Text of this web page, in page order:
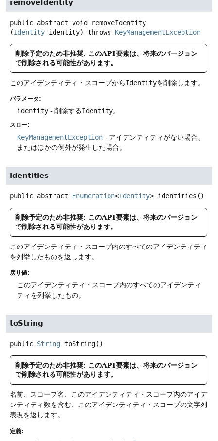
removeIdentity
public abstract void
removeIdentity
(Identity identity) throws KeyManagementException
削除予定のため非推奨: このAPI要素は、将来のバージョン
で削除される可能性があります。
このアイデンティティ・スコープからIdentityを削除します。
パラメータ:
identity - 削除するIdentity。
スロー:
KeyManagementException - アイデンティティがない場合、
またはほかの例外が発生した場合。
identities
public abstract Enumeration<Identity> identities ()
削除予定のため非推奨: このAPI要素は、将来のバージョン
で削除される可能性があります。
このアイデンティティ・スコープ内のすべてのアイデンティティ
を列挙したものを返します。
戻り値:
このアイデンティティ・スコープ内のすべてのアイデンティ
ティを列挙したもの。
toString
public String toString()
削除予定のため非推奨: このAPI要素は、将来のバージョン
で削除される可能性があります。
名前、スコープ名、このアイデンティティ・スコープ内のアイデ
ンティティ数を含む、このアイデンティティ・スコープの文字列
表現を返します。
定義: